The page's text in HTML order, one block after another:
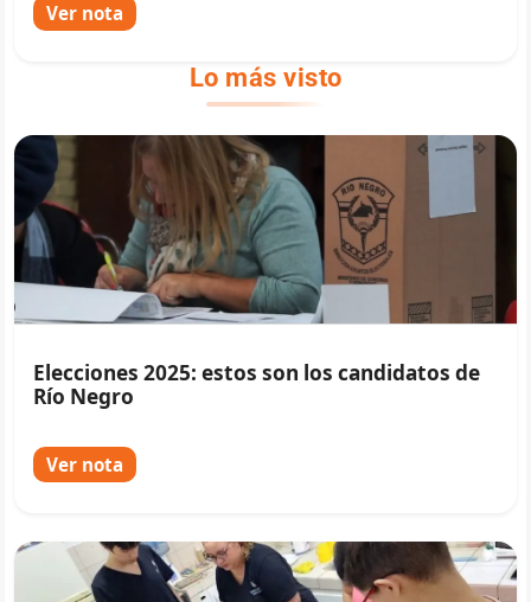
Ver nota
Lo más visto
Elecciones 2025: estos son los candidatos de
Río Negro
Ver nota